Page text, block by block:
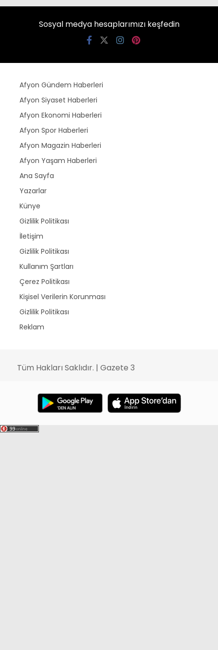
Sosyal medya hesaplarımızı keşfedin
Afyon Gündem Haberleri
Afyon Siyaset Haberleri
Afyon Ekonomi Haberleri
Afyon Spor Haberleri
Afyon Magazin Haberleri
Afyon Yaşam Haberleri
Ana Sayfa
Yazarlar
Künye
Gizlilik Politikası
İletişim
Gizlilik Politikası
Kullanım Şartları
Çerez Politikası
Kişisel Verilerin Korunması
Gizlilik Politikası
Reklam
Tüm Hakları Saklıdır. | Gazete 3